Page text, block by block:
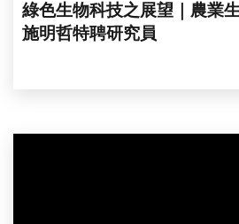
綠色生物科技之展望｜農業
施明哲特聘研究員